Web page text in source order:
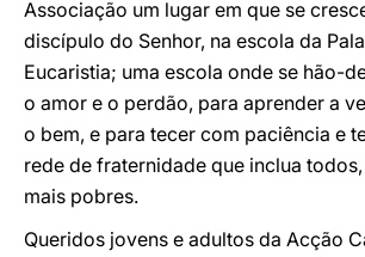
Associação um lugar em que se
discípulo do Senhor, na escola da
Eucaristia; uma escola onde se hão-
o amor e o perdão, para aprender a
o bem, e para tecer com paciência e
rede de fraternidade que inclua
mais pobres.
Queridos jovens e adultos da Acção